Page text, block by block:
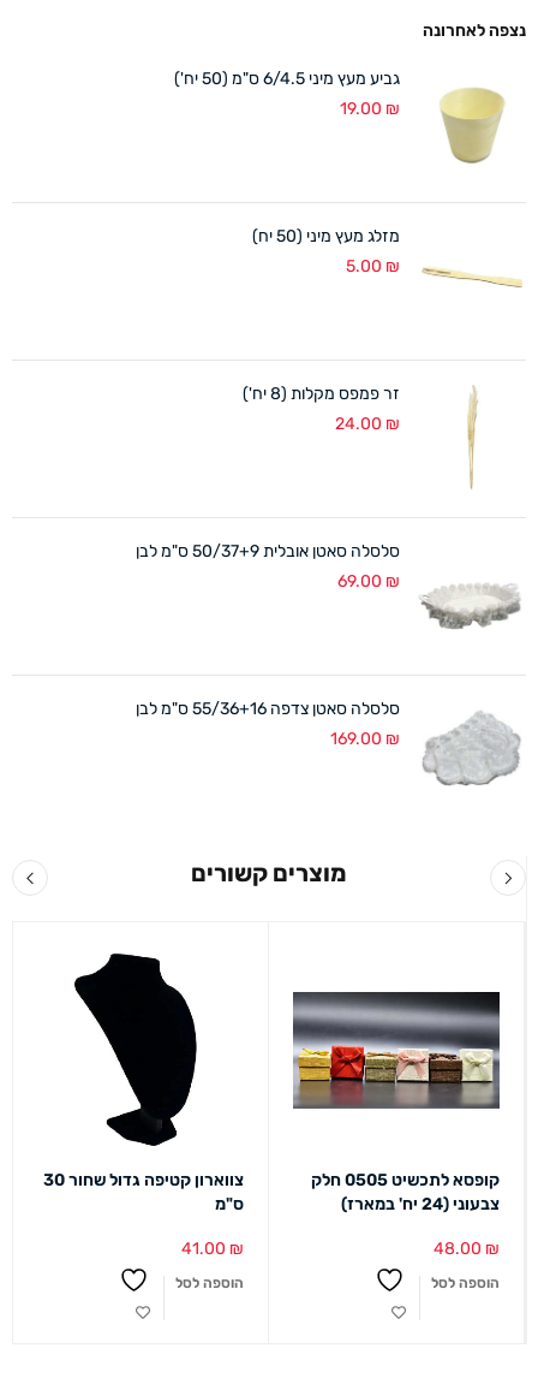
נצפה לאחרונה
גביע מעץ מיני 6/4.5 ס"מ (50 יח')
19.00 ₪
מזלג מעץ מיני (50 יח)
5.00 ₪
זר פמפס מקלות (8 יח')
24.00 ₪
סלסלה סאטן אובלית 50/37+9 ס"מ לבן
69.00 ₪
סלסלה סאטן צדפה 55/36+16 ס"מ לבן
169.00 ₪
מוצרים קשורים
קופסא לתכשיט 0505 חלק
צבעוני (24 יח' במארז)
48.00 ₪
הוספה לסל
צווארון קטיפה גדול שחור 30
ס"מ
41.00 ₪
הוספה לסל